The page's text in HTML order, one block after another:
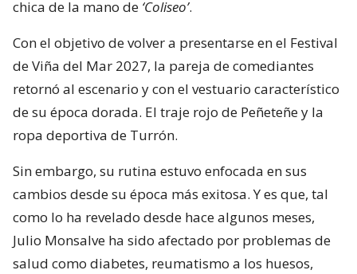
chica de la mano de ‘Coliseo’.
Con el objetivo de volver a presentarse en el Festival
de Viña del Mar 2027, la pareja de comediantes
retornó al escenario y con el vestuario característico
de su época dorada. El traje rojo de Peñeteñe y la
ropa deportiva de Turrón.
Sin embargo, su rutina estuvo enfocada en sus
cambios desde su época más exitosa. Y es que, tal
como lo ha revelado desde hace algunos meses,
Julio Monsalve ha sido afectado por problemas de
salud como diabetes, reumatismo a los huesos,